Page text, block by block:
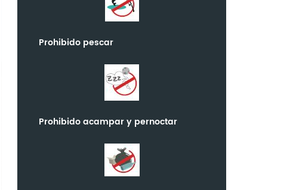
Prohibido pescar
Prohibido acampar y pernoctar